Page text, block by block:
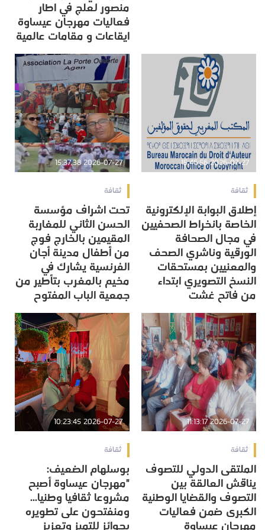
منصور لعلج في اطار
فعاليات مهرجان عيساوة
ايقاعات و مقامات عالمية
2026-07-27 15:46:56
ثقافة
إطلاق البوابة الإلكترونية
الخاصة بانخراط الصحفيين
في مجال الصحافة
الورقية وناشري الصحف
والمعنيين بمستحقات
النسخ التصويري ابتداء
من فاتح غشت
2026-07-27 15:37:38
ثقافة
تحت اشراف مؤسسة
الحسن الثاني للمغاربة
المقيمين بالخارج فوج
من أطفال مدينة أجان
الفرنسية يشارك في
مخيم بالمغرب بتأطير من
جمعية الباب المفتوح
2026-07-27 11:13:17
ثقافة
الملتقى الدولي للتصوف
يناقش العالقة بين
التصوف والقضايا الوطنية
الكبرى ضمن فعاليات
2026-07-27 10:23:45
ثقافة
بوسلهام الضعيف:
"مهرجان عيساوة أصبح
مشروعا ثقافيا وطنيا...
ومنفتحون على تطويره